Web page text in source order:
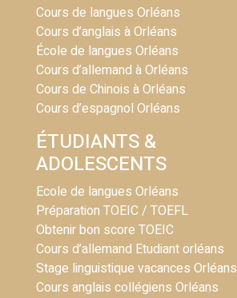
Cours de langues Orléans
Cours d’anglais à Orléans
École de langues Orléans
Cours d’allemand à Orléans
Cours de Chinois à Orléans
Cours d’espagnol Orléans
ÉTUDIANTS &
ADOLESCENTS
Ecole de langues Orléans
Préparation TOEIC / TOEFL
Obtenir bon score TOEIC
Cours d’allemand Etudiant orléans
Stage linguistique vacances Orléans
Cours anglais collégiens Orléans